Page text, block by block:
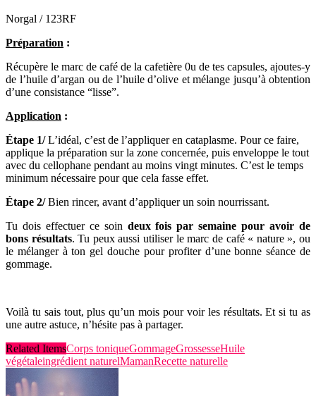
Norgal / 123RF
Préparation :
Récupère le marc de café de la cafetière 0u de tes capsules, ajoutes-y
de l’huile d’argan ou de l’huile d’olive et mélange jusqu’à obtention
d’une consistance “lisse”.
Application :
Étape 1/L’idéal, c’est de l’appliquer en cataplasme. Pour ce faire,
applique la préparation sur la zone concernée, puis enveloppe le tout
avec du cellophane pendant au moins vingt minutes. C’est le temps
minimum nécessaire pour que cela fasse effet.
Étape 2/Bien rincer, avant d’appliquer un soin nourrissant.
Tu dois effectuer ce soin deux fois par semaine pour avoir de
bons résultats. Tu peux aussi utiliser le marc de café « nature », ou
le mélanger à ton gel douche pour profiter d’une bonne séance de
gommage.
Voilà tu sais tout, plus qu’un mois pour voir les résultats. Et si tu as
une autre astuce, n’hésite pas à partager.
Related ItemsCorps toniqueGommageGrossesseHuile
végétaleingrédient naturelMamanRecette naturelle